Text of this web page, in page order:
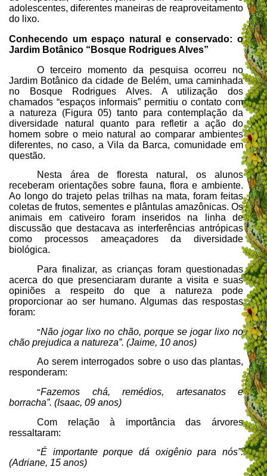
adolescentes, diferentes maneiras de reaproveitamento
do lixo.
Conhecendo um espaço natural e conservado: o
Jardim Botânico “Bosque Rodrigues Alves”
O terceiro momento da pesquisa ocorreu no
Jardim Botânico da cidade de Belém, uma caminhada
no Bosque Rodrigues Alves. A utilização dos
chamados “espaços informais” permitiu o contato com
a natureza (Figura 05) tanto para contemplação da
diversidade natural quanto para refletir a ação do
homem sobre o meio natural ao comparar ambientes
diferentes, no caso, a Vila da Barca, comunidade em
questão.
Nesta área de floresta natural, os alunos
receberam orientações sobre fauna, flora e ambiente.
Ao longo do trajeto pelas trilhas na mata, foram feitas
coletas de frutos, sementes e plântulas amazônicas. Os
animais em cativeiro foram inseridos na linha de
discussão que destacava as interferências antrópicas
como processos ameaçadores da diversidade
biológica.
Para finalizar, as crianças foram questionadas
acerca do que presenciaram durante a visita e suas
opiniões a respeito do que a natureza pode
proporcionar ao ser humano.Algumas das respostas
foram:
“Não jogar lixo no chão, porque se jogar lixo no
chão prejudica a natureza”. (Jaime, 10 anos)
Ao serem interrogados sobre o uso das plantas,
responderam:
“Fazemos chá, remédios, artesanatos e
borracha”. (Isaac, 09 anos)
Com relação à importância das árvores
ressaltaram:
“É importante porque dá oxigênio para nós”.
(Adriane, 15 anos)